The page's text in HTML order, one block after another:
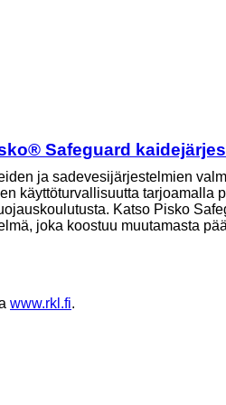
Safeguard
ja sadevesijärjestelmien
käyttöturvallisuutta
Katso Pisko
joka koostuu muutamasta
www.rkl.fi.